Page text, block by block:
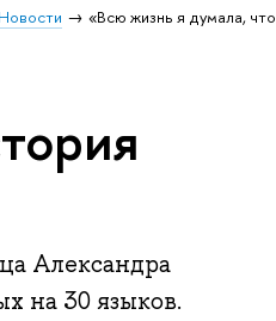
Новости
«Всю жизнь я думала, что
Александра
на 30 языков.